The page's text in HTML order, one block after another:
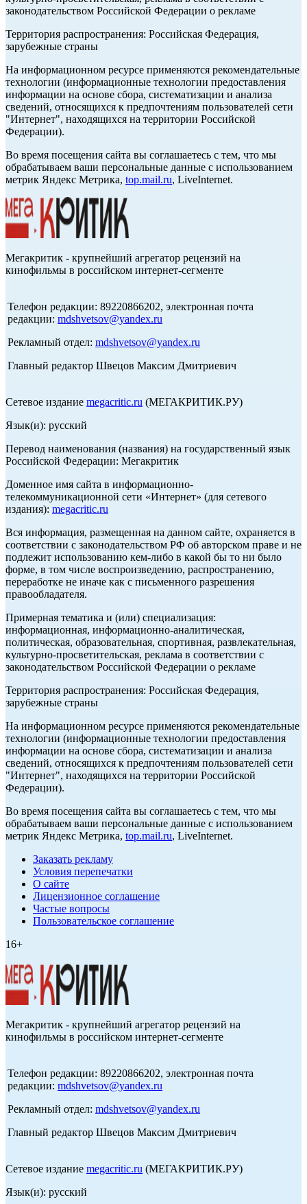
законодательством Российской Федерации о рекламе
Территория распространения: Российская Федерация,
зарубежные страны
На информационном ресурсе применяются рекомендательные
технологии (информационные технологии предоставления
информации на основе сбора, систематизации и анализа
сведений, относящихся к предпочтениям пользователей сети
"Интернет", находящихся на территории Российской
Федерации).
Во время посещения сайта вы соглашаетесь с тем, что мы
обрабатываем ваши персональные данные с использованием
метрик Яндекс Метрика, top.mail.ru, LiveInternet.
Мегакритик - крупнейший агрегатор рецензий на
кинофильмы в российском интернет-сегменте
Телефон редакции: 89220866202, электронная почта
редакции: mdshvetsov@yandex.ru
Рекламный отдел: mdshvetsov@yandex.ru
Главный редактор Швецов Максим Дмитриевич
Сетевое издание megacritic.ru (МЕГАКРИТИК.РУ)
Язык(и): русский
Перевод наименования (названия) на государственный язык
Российской Федерации: Мегакритик
Доменное имя сайта в информационно-
телекоммуникационной сети «Интернет» (для сетевого
издания): megacritic.ru
Вся информация, размещенная на данном сайте, охраняется в
соответствии с законодательством РФ об авторском праве и не
подлежит использованию кем-либо в какой бы то ни было
форме, в том числе воспроизведению, распространению,
переработке не иначе как с письменного разрешения
правообладателя.
Примерная тематика и (или) специализация:
информационная, информационно-аналитическая,
политическая, образовательная, спортивная, развлекательная,
культурно-просветительская, реклама в соответствии с
законодательством Российской Федерации о рекламе
Территория распространения: Российская Федерация,
зарубежные страны
На информационном ресурсе применяются рекомендательные
технологии (информационные технологии предоставления
информации на основе сбора, систематизации и анализа
сведений, относящихся к предпочтениям пользователей сети
"Интернет", находящихся на территории Российской
Федерации).
Во время посещения сайта вы соглашаетесь с тем, что мы
обрабатываем ваши персональные данные с использованием
метрик Яндекс Метрика, top.mail.ru, LiveInternet.
Заказать рекламу
Условия перепечатки
О сайте
Лицензионное соглашение
Частые вопросы
Пользовательское соглашение
16+
Мегакритик - крупнейший агрегатор рецензий на
кинофильмы в российском интернет-сегменте
Телефон редакции: 89220866202, электронная почта
редакции: mdshvetsov@yandex.ru
Рекламный отдел: mdshvetsov@yandex.ru
Главный редактор Швецов Максим Дмитриевич
Сетевое издание megacritic.ru (МЕГАКРИТИК.РУ)
Язык(и): русский